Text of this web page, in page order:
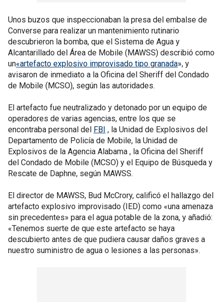
Unos buzos que inspeccionaban la presa del embalse de
Converse para realizar un mantenimiento rutinario
descubrieron la bomba, que el Sistema de Agua y
Alcantarillado del Área de Mobile (MAWSS) describió como
un«artefacto explosivo improvisado tipo granada», y
avisaron de inmediato a la Oficina del Sheriff del Condado
de Mobile (MCSO), según las autoridades.
El artefacto fue neutralizado y detonado por un equipo de
operadores de varias agencias, entre los que se
encontraba personal del FBI , la Unidad de Explosivos del
Departamento de Policía de Mobile, la Unidad de
Explosivos de la Agencia Alabama , la Oficina del Sheriff
del Condado de Mobile (MCSO) y el Equipo de Búsqueda y
Rescate de Daphne, según MAWSS.
El director de MAWSS, Bud McCrory, calificó el hallazgo del
artefacto explosivo improvisado (IED) como «una amenaza
sin precedentes» para el agua potable de la zona, y añadió:
«Tenemos suerte de que este artefacto se haya
descubierto antes de que pudiera causar daños graves a
nuestro suministro de agua o lesiones a las personas».